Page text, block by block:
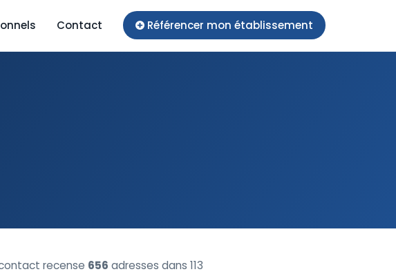
Contact Référencer mon établissement
recense 656 adresses dans 113